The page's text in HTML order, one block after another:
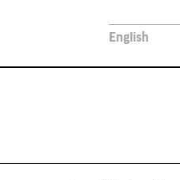
English